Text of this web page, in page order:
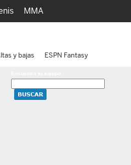
MMA
y bajas ESPN Fantasy